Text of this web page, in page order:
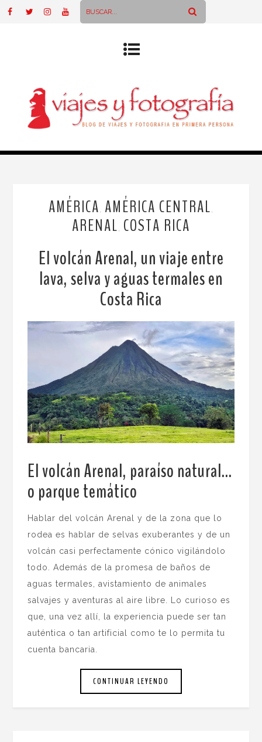
AMÉRICA AMÉRICA CENTRAL
ARENAL COSTA RICA
El volcán Arenal, un viaje entre
lava, selva y aguas termales en
Costa Rica
El volcán Arenal, paraíso natural…
o parque temático
Hablar del volcán Arenal y de la zona que lo
rodea es hablar de selvas exuberantes y de un
volcán casi perfectamente cónico vigilándolo
todo. Además de la promesa de baños de
aguas termales, avistamiento de animales
salvajes y aventuras al aire libre. Lo curioso es
que, una vez allí, la experiencia puede ser tan
auténtica o tan artificial como te lo permita tu
cuenta bancaria.
CONTINUAR LEYENDO